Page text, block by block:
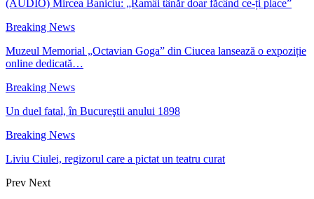
(AUDIO) Mircea Baniciu: „Ramâi tânăr doar făcând ce-ți place”
Breaking News
Muzeul Memorial „Octavian Goga” din Ciucea lansează o expoziție
online dedicată…
Breaking News
Un duel fatal, în Bucureştii anului 1898
Breaking News
Liviu Ciulei, regizorul care a pictat un teatru curat
Prev Next